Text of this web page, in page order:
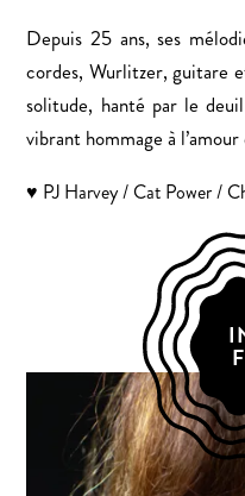
Depuis 25 ans, ses
cordes, Wurlitzer, guitare
solitude, hanté par le
vibrant hommage à
♥ PJ Harvey / Cat Power /